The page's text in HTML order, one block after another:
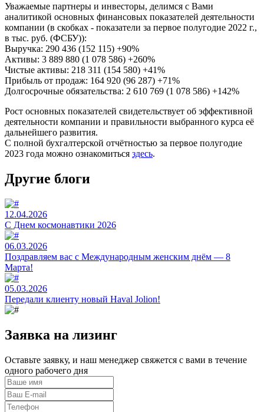
Уважаемые партнеры и инвесторы, делимся с Вами
аналитикой основных финансовых показателей деятельности
компании (в скобках - показатели за первое полугодие 2022 г.,
в тыс. руб. (ФСБУ)):
Выручка: 290 436 (152 115) +90%
Активы: 3 889 880 (1 078 586) +260%
Чистые активы: 218 311 (154 580) +41%
Прибыль от продаж: 164 920 (96 287) +71%
Долгосрочные обязательства: 2 610 769 (1 078 586) +142%
Рост основных показателей свидетельствует об эффективной
деятельности компании и правильности выбранного курса её
дальнейшего развития.
С полной бухгалтерской отчётностью за первое полугодие
2023 года можно ознакомиться здесь.
Другие блоги
12.04.2026
C Днем космонавтики 2026
06.03.2026
Поздравляем вас с Международным женским днём — 8
Марта!
05.03.2026
Передали клиенту новый Haval Jolion!
Заявка на лизинг
Оставьте заявку, и наш менеджер свяжется с вами в течение
одного рабочего дня